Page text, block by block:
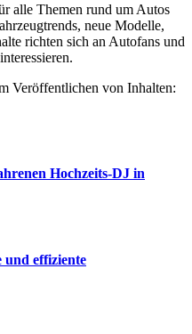
alle Themen rund um Autos
neue Modelle,
richten sich an Autofans und
Veröffentlichen von Inhalten:
Hochzeits-DJ in
und effiziente